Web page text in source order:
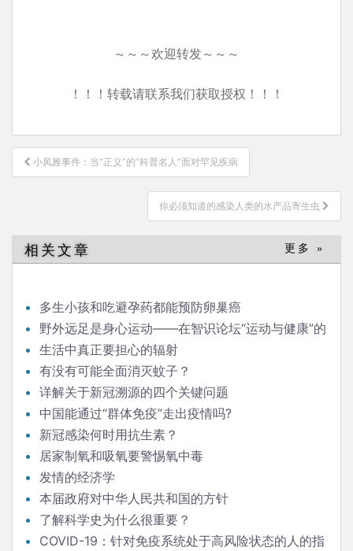
～～～欢迎转发～～～
！！！转载请联系我们获取授权！！！
文
章
小凤雅事件：当“正义”的“科普名人”面对罕见疾病
你必须知道的感染人类的水产品寄生虫
相关文章 更多 »
多生小孩和吃避孕药都能预防卵巢癌
野外远足是身心运动——在智识论坛“运动与健康”的
发言生活中真正要担心的辐射
有没有可能全面消灭蚊子？
详解关于新冠溯源的四个关键问题
中国能通过“群体免疫”走出疫情吗?
新冠感染何时用抗生素？
居家制氧和吸氧要警惕氧中毒
发情的经济学
本届政府对中华人民共和国的方针
了解科学史为什么很重要？
COVID-19：针对免疫系统处于高风险状态的人的指